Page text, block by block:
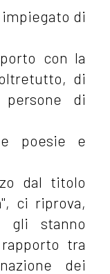
di
con la
di
di
poesie e
dal titolo
ci riprova,
gli stanno
tra
dei